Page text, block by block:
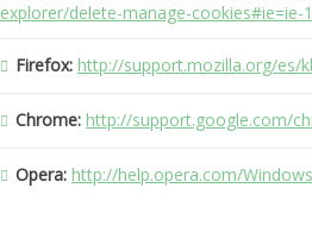
explorer/delete-manage-cookies#ie=ie-
Firefox: http://support.mozilla.org/es/
Chrome: http://support.google.com/
Opera: http://help.opera.com/